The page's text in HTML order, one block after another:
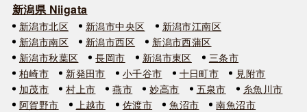
新潟県 Niigata
新潟市北区 新潟市中央区
新潟市江南区
新潟市南区
新潟市西区
新潟市西蒲区
新潟市秋葉区
長岡市 新潟市東区
三条市
柏崎市
新発田市 小千谷市 十日町市
見附市
加茂市
村上市 燕市 妙高市 五泉市
糸魚川市
阿賀野市
上越市 佐渡市 魚沼市
南魚沼市